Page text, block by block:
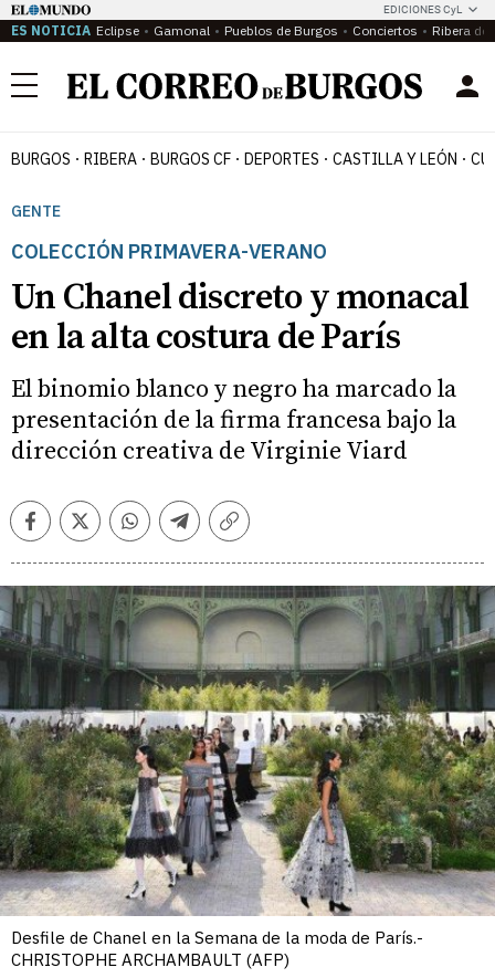
EDICIONES CyL
ES NOTICIA Eclipse Gamonal Pueblos de Burgos Conciertos Ribera del
Menú
BURGOS RIBERA BURGOS CF DEPORTES CASTILLA Y LEÓN
GENTE
COLECCIÓN PRIMAVERA-VERANO
Un Chanel discreto y monacal
en la alta costura de París
El binomio blanco y negro ha marcado la
presentación de la firma francesa bajo la
dirección creativa de Virginie Viard
FacebookTwitterWhatsappTelegramCopiar
Desfile de Chanel en la Semana de la moda de París.-
CHRISTOPHE ARCHAMBAULT (AFP)